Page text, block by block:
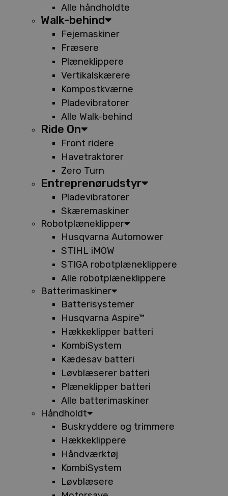
Alle håndholdte
Walk-behind
Fejemaskiner
Fræsere
Plæneklippere
Vertikalskærere
Kompostkværne
Pladevibratorer
Alle Walk-behind
Ride On
Front ridere
Havetraktorer
Zero Turn
Entreprenørudstyr
Pladevibratorer
Skæremaskiner
Robotplæneklipper
Husqvarna Automower
STIHL iMOW
STIGA robotplæneklippere
Alle robotplæneklippere
Batterimaskiner
Batterisystemer
Husqvarna Aspire™
Hækkeklipper batteri
KombiSystem
Kædesav batteri
Løvblæserer batteri
Plæneklipper batteri
Alle batterimaskiner
Håndholdt
Buskryddere og trimmere
Hækkeklippere
Håndværktøj
KombiSystem
Løvblæsere